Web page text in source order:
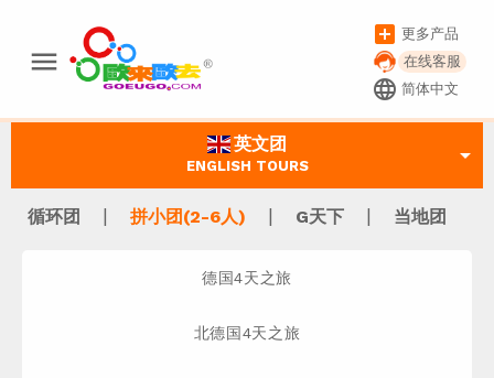
menu
add_box 更多产品
在线客服
language 简体中文
英文团
ENGLISH TOURS arrow_drop_down
循环团 | 拼小团(2-6人) | G天下 | 当地团
德国4天之旅
北德国4天之旅